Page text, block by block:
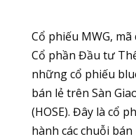
Cổ phiếu MWG,
Cổ phần Đầu tư
những cổ phiếu
bán lẻ trên Sàn
(HOSE). Đây là cổ
hành các chuỗi